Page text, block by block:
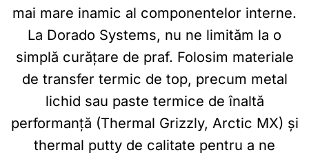
mai mare inamic al componentelor interne.
La Dorado Systems, nu ne limităm la o
simplă curățare de praf. Folosim materiale
de transfer termic de top, precum metal
lichid sau paste termice de înaltă
performanță (Thermal Grizzly, Arctic MX) și
thermal putty de calitate pentru a ne